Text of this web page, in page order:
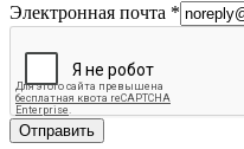
Электронная почта *
Отправить